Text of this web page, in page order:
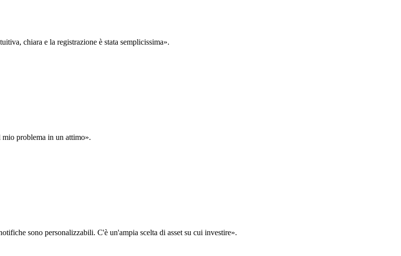
chiara e la registrazione è stata semplicissima».
problema in un attimo».
sono personalizzabili. C'è un'ampia scelta di asset su cui investire».